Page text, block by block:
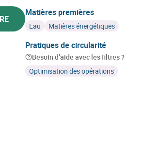
Matières premières
Eau Matières énergétiques
Pratiques de circularité
Besoin d’aide avec les filtres ?
Optimisation des opérations